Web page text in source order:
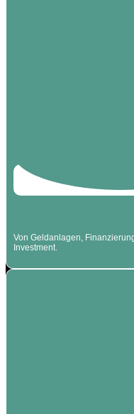
Von Geldanlagen,
Investment.